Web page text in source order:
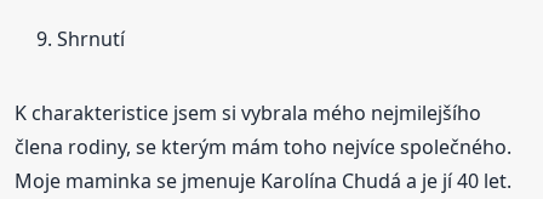
Shrnutí
K charakteristice jsem si vybrala mého nejmilejšího
člena rodiny, se kterým mám toho nejvíce společného.
Moje maminka se jmenuje Karolína Chudá a je jí 40 let.